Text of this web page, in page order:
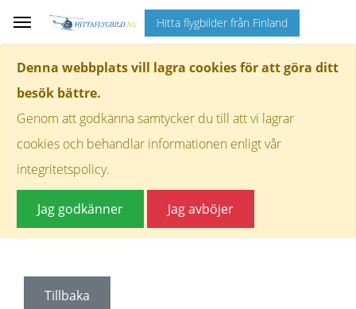
Denna webbplats vill lagra cookies för att göra ditt
besök bättre.
Genom att godkänna samtycker du till att vi lagrar
cookies och behandlar informationen enligt vår
integritetspolicy.
Jag godkänner Jag avböjer
Hitta flygbilder från Finland
Tillbaka